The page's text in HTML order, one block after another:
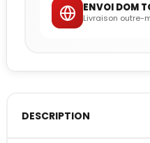
ENVOI DOM
Livraison outre-
DESCRIPTION